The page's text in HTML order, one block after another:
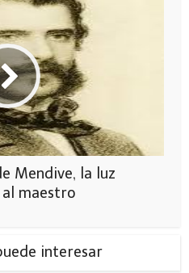
Mendive, la luz
maestro
interesar